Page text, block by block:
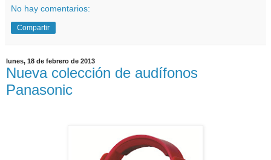
No hay comentarios:
Compartir
lunes, 18 de febrero de 2013
Nueva colección de audífonos
Panasonic